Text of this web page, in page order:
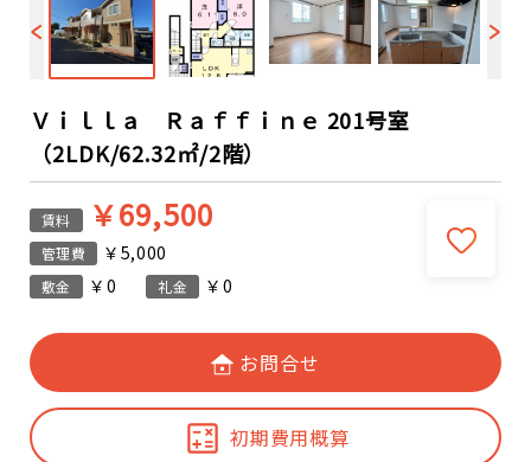
Ｖｉｌｌａ Ｒａｆｆｉｎｅ 201号室
（2LDK/62.32㎡/2階）
賃料 ￥69,500
管理費 ￥5,000
敷金 ￥0 礼金 ￥0
お問合せ
初期費用概算